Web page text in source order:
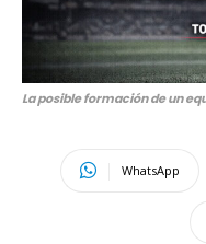
La posible formación de un
WhatsApp